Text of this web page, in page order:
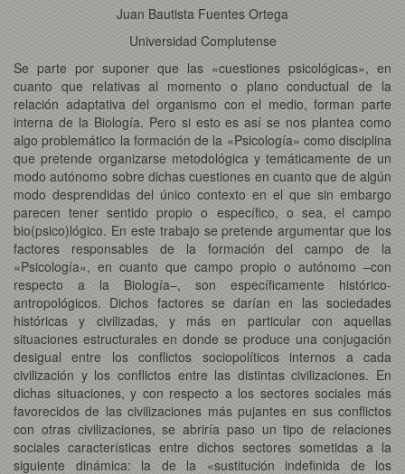
Juan Bautista Fuentes Ortega
Universidad Complutense
Se parte por suponer que las «cuestiones psicológicas», en
cuanto que relativas al momento o plano conductual de la
relación adaptativa del organismo con el medio, forman parte
interna de la Biología. Pero si esto es así se nos plantea como
algo problemático la formación de la «Psicología» como disciplina
que pretende organizarse metodológica y temáticamente de un
modo autónomo sobre dichas cuestiones en cuanto que de algún
modo desprendidas del único contexto en el que sin embargo
parecen tener sentido propio o específico, o sea, el campo
bio(psico)lógico. En este trabajo se pretende argumentar que los
factores responsables de la formación del campo de la
«Psicología», en cuanto que campo propio o autónomo –con
respecto a la Biología–, son específicamente histórico-
antropológicos. Dichos factores se darían en las sociedades
históricas y civilizadas, y más en particular con aquellas
situaciones estructurales en donde se produce una conjugación
desigual entre los conflictos sociopolíticos internos a cada
civilización y los conflictos entre las distintas civilizaciones. En
dichas situaciones, y con respecto a los sectores sociales más
favorecidos de las civilizaciones más pujantes en sus conflictos
con otras civilizaciones, se abriría paso un tipo de relaciones
sociales características entre dichos sectores sometidas a la
siguiente dinámica: la de la «sustitución indefinida de los